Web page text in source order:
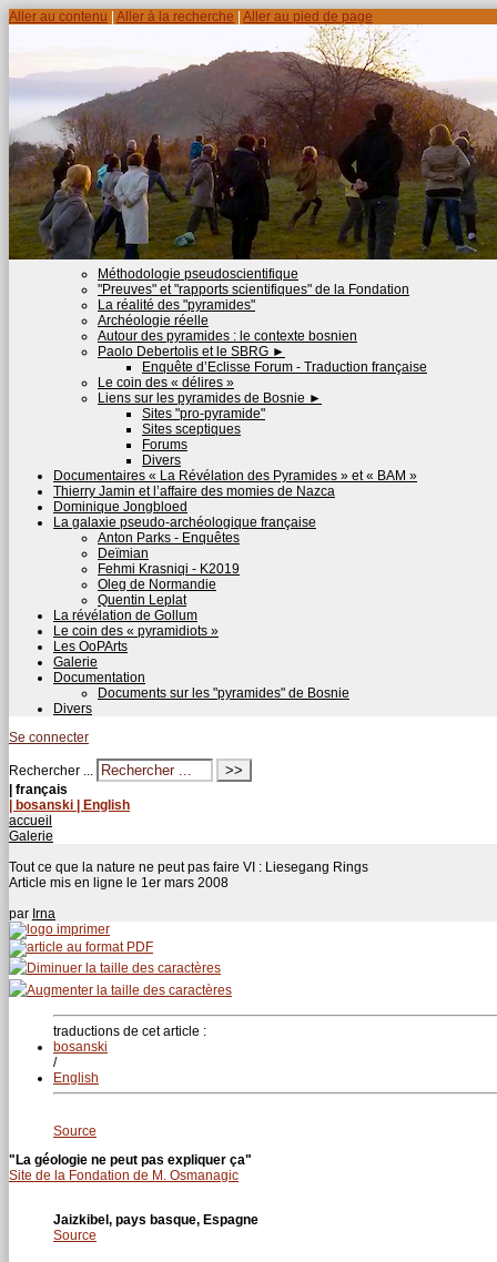
Aller au contenu Aller à la recherche Aller au pied de page
Méthodologie pseudoscientifique
"Preuves" et "rapports scientifiques" de la Fondation
La réalité des "pyramides"
Archéologie réelle
Autour des pyramides : le contexte bosnien
Paolo Debertolis et le SBRG ►
Enquête d’Eclisse Forum - Traduction française
Le coin des « délires »
Liens sur les pyramides de Bosnie ►
Sites "pro-pyramide"
Sites sceptiques
Forums
Divers
Documentaires « La Révélation des Pyramides » et « BAM »
Thierry Jamin et l’affaire des momies de Nazca
Dominique Jongbloed
La galaxie pseudo-archéologique française
Anton Parks - Enquêtes
Deïmian
Fehmi Krasniqi - K2019
Oleg de Normandie
Quentin Leplat
La révélation de Gollum
Le coin des « pyramidiots »
Les OoPArts
Galerie
Documentation
Documents sur les "pyramides" de Bosnie
Divers
Se connecter
Rechercher ...
| français
| bosanski | English
accueil
Galerie
Tout ce que la nature ne peut pas faire VI : Liesegang Rings
Article mis en ligne le 1er mars 2008
par Irna
traductions de cet article :
bosanski
/
English
Source
"La géologie ne peut pas expliquer ça"
Site de la Fondation de M. Osmanagic
Jaizkibel, pays basque, Espagne
Source